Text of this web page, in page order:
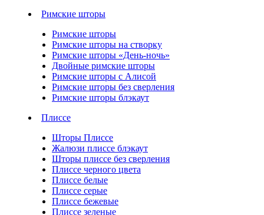
Римские шторы
Римские шторы
Римские шторы на створку
Римские шторы «День-ночь»
Двойные римские шторы
Римские шторы с Алисой
Римские шторы без сверления
Римские шторы блэкаут
Плиссе
Шторы Плиссе
Жалюзи плиссе блэкаут
Шторы плиссе без сверления
Плиссе черного цвета
Плиссе белые
Плиссе серые
Плиссе бежевые
Плиссе зеленые